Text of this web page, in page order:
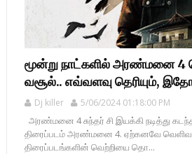
மூன்று நாட்களில் அரண்மனை 4
வசூல்.. எவ்வளவு தெரியும்,
Dj killer 5/06/2024 01:18:00 PM
அரண்மனை 4 சுந்தர் சி இயக்கி நடித்து
திரைப்படம் அரண்மனை 4. ஏற்கனவே
திரைப்படங்களின் வெற்றியை தொ...